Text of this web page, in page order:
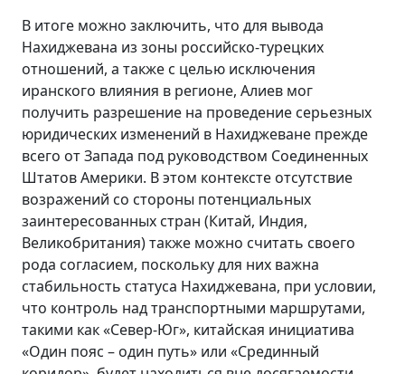
В итоге можно заключить, что для вывода
Нахиджевана из зоны российско-турецких
отношений, а также с целью исключения
иранского влияния в регионе, Алиев мог
получить разрешение на проведение серьезных
юридических изменений в Нахиджеване прежде
всего от Запада под руководством Соединенных
Штатов Америки. В этом контексте отсутствие
возражений со стороны потенциальных
заинтересованных стран (Китай, Индия,
Великобритания) также можно считать своего
рода согласием, поскольку для них важна
стабильность статуса Нахиджевана, при условии,
что контроль над транспортными маршрутами,
такими как «Север-Юг», китайская инициатива
«Один пояс – один путь» или «Срединный